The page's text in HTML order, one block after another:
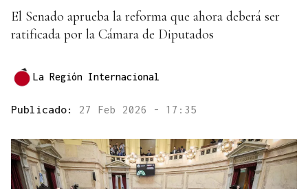
El Senado aprueba la reforma que ahora deberá ser
ratificada por la Cámara de Diputados
La Región Internacional
Publicado: 27 Feb 2026 - 17:35